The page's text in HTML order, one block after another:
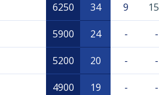
6250 34 9
5900 24 - -
5200 20 - -
4900 19 - -